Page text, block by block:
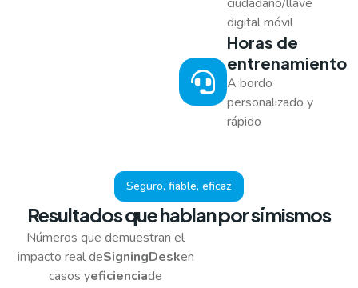
digital móvil
Horas de
entrenamiento
A bordo
personalizado y
rápido
Seguro, fiable, eficaz
Resultados que hablan por sí mismos
Números que demuestran el
impacto real deSigningDesken
casos yeficienciade